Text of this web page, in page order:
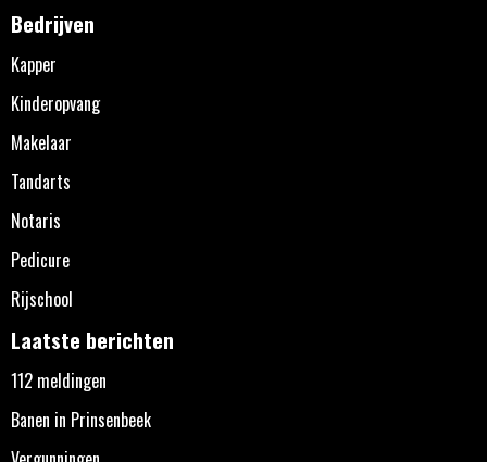
Bedrijven
Kapper
Kinderopvang
Makelaar
Tandarts
Notaris
Pedicure
Rijschool
Laatste berichten
112 meldingen
Banen in Prinsenbeek